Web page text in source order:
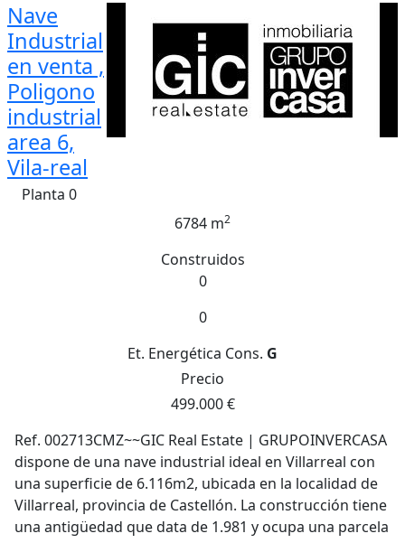
Nave
Industrial
en venta ,
Poligono
industrial
area 6,
Vila-real
Planta 0
6784 m2
Construidos
0
0
Et. Energética Cons. G
Precio
499.000 €
Ref. 002713CMZ~~GIC Real Estate | GRUPOINVERCASA
dispone de una nave industrial ideal en Villarreal con
una superficie de 6.116m2, ubicada en la localidad de
Villarreal, provincia de Castellón. La construcción tiene
una antigüedad que data de 1.981 y ocupa una parcela